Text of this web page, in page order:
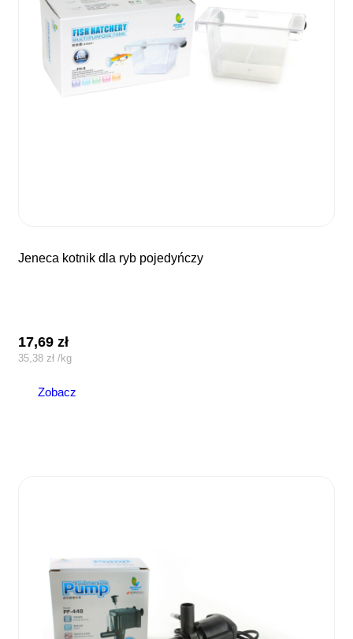
jeneca kotnik dla ryb pojedyńczy
17,69zł
35,38 zł /kg
Zobacz